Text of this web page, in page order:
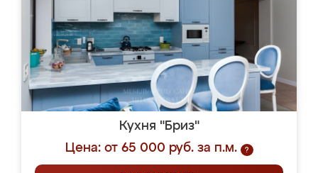
Кухня "Бриз"
Цена: от 65 000 руб. за п.м.
?